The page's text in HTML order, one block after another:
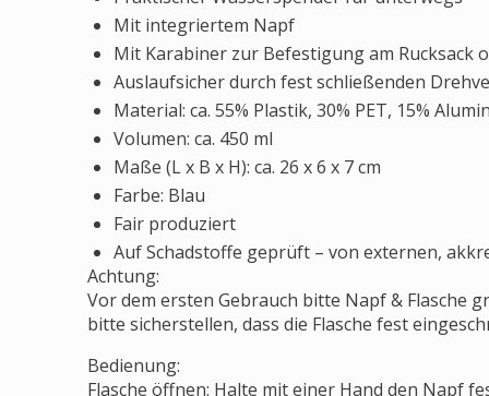
Mit integriertem Napf
Mit Karabiner zur Befestigung am Rucksack
Auslaufsicher durch fest schließenden
Material: ca. 55% Plastik, 30% PET, 15%
Volumen: ca. 450 ml
Maße (L x B x H): ca. 26 x 6 x 7 cm
Farbe: Blau
Fair produziert
Auf Schadstoffe geprüft – von externen,
Achtung:
Vor dem ersten Gebrauch bitte Napf & Flasche
bitte sicherstellen, dass die Flasche fest
Bedienung:
Flasche öffnen: Halte mit einer Hand den Napf